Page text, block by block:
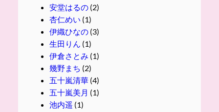
安堂はるの(2)
杏仁めい (1)
伊織ひなの(3)
生田りん (1)
伊倉さとみ (1)
幾野まち (2)
五十嵐清華(4)
五十嵐美月 (1)
池内遥 (1)